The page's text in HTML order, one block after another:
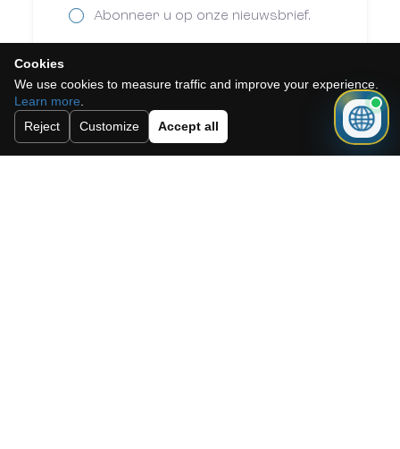
Abonneer u op onze nieuwsbrief.
Versturen
Cookies
We use cookies to measure traffic and improve your experience.
Learn more
Reject
Customize Accept all